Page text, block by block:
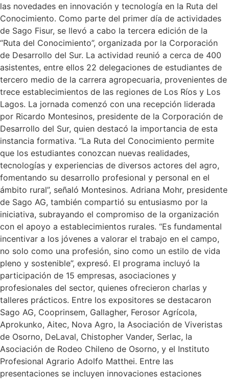
las novedades en innovación y tecnología en la Ruta del
Conocimiento. Como parte del primer día de actividades
de Sago Fisur, se llevó a cabo la tercera edición de la
“Ruta del Conocimiento”, organizada por la Corporación
de Desarrollo del Sur. La actividad reunió a cerca de 400
asistentes, entre ellos 22 delegaciones de estudiantes de
tercero medio de la carrera agropecuaria, provenientes de
trece establecimientos de las regiones de Los Ríos y Los
Lagos. La jornada comenzó con una recepción liderada
por Ricardo Montesinos, presidente de la Corporación de
Desarrollo del Sur, quien destacó la importancia de esta
instancia formativa. “La Ruta del Conocimiento permite
que los estudiantes conozcan nuevas realidades,
tecnologías y experiencias de diversos actores del agro,
fomentando su desarrollo profesional y personal en el
ámbito rural”, señaló Montesinos. Adriana Mohr, presidente
de Sago AG, también compartió su entusiasmo por la
iniciativa, subrayando el compromiso de la organización
con el apoyo a establecimientos rurales. “Es fundamental
incentivar a los jóvenes a valorar el trabajo en el campo,
no solo como una profesión, sino como un estilo de vida
pleno y sostenible”, expresó. El programa incluyó la
participación de 15 empresas, asociaciones y
profesionales del sector, quienes ofrecieron charlas y
talleres prácticos. Entre los expositores se destacaron
Sago AG, Cooprinsem, Gallagher, Ferosor Agrícola,
Aprokunko, Aitec, Nova Agro, la Asociación de Viveristas
de Osorno, DeLaval, Chistopher Vander, Serlac, la
Asociación de Rodeo Chileno de Osorno, y el Instituto
Profesional Agrario Adolfo Matthei. Entre las
presentaciones se incluyen innovaciones estaciones